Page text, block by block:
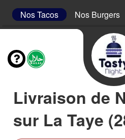
Nos Tacos Nos Burgers
Livraison de
sur La Taye